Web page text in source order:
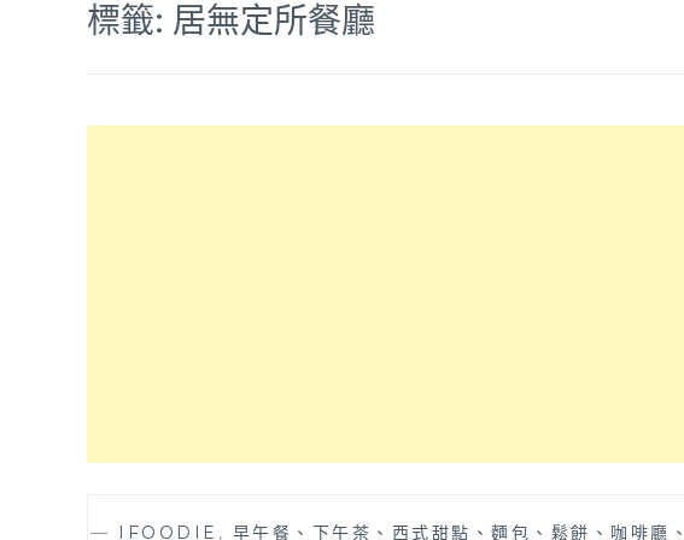
標籤: 居無定所餐廳
— IFOODIE , 早午餐、下午茶、西式甜點、麵包、鬆餅、咖啡廳